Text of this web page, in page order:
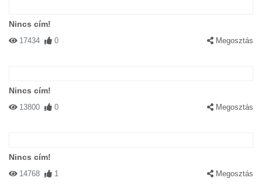
Nincs cím!
17434 0 Megosztás
Nincs cím!
13800 0 Megosztás
Nincs cím!
14768 1 Megosztás